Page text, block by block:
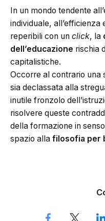
In un mondo tendente
individuale, all’efficienza
reperibili con un click, la
dell’educazione rischia
capitalistiche.
Occorre al contrario una
sia declassata alla
inutile fronzolo
risolvere queste
della formazione in senso
spazio alla filosofia per